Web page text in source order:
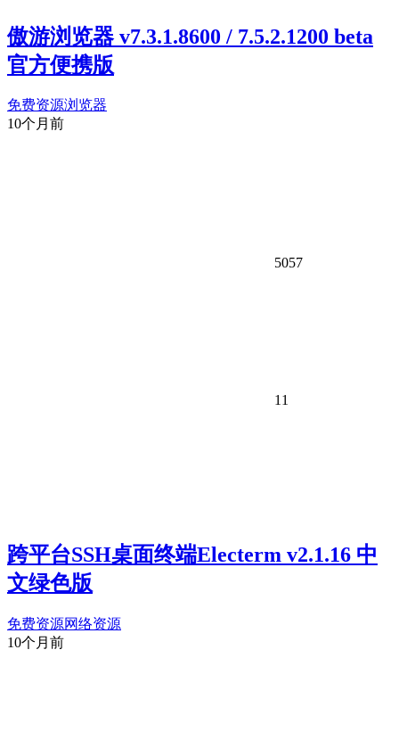
傲游浏览器 v7.3.1.8600 / 7.5.2.1200 beta
官方便携版
免费资源浏览器
10个月前
5057
11
跨平台SSH桌面终端Electerm v2.1.16 中
文绿色版
免费资源网络资源
10个月前